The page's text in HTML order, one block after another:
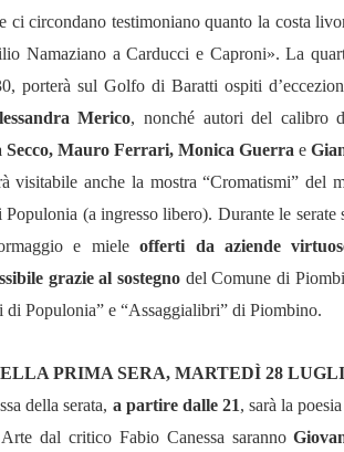
ci circondano testimoniano quanto la costa
Namaziano a Carducci e Caproni». La
porterà sul Golfo di Baratti ospiti
Merico, nonché autori del calibro
Secco, Mauro Ferrari, Monica Guerra e
visitabile anche la mostra “Cromatismi” del
(a ingresso libero). Durante le serate
e mieleofferti da aziende
grazie al sostegno del Comune di
Populonia” e “Assaggialibri” di Piombino.
PRIMA SERA, MARTEDÌ 28
della serata, a partire dalle 21, sarà la
dal critico Fabio Canessa saranno